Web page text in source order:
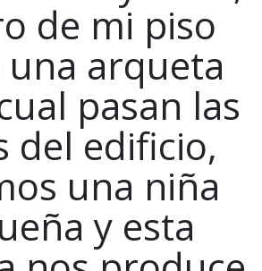
de mi piso
arqueta
pasan las
del edificio,
una niña
y esta